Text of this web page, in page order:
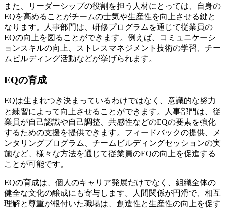
また、リーダーシップの役割を担う人材にとっては、自身の
EQを高めることがチームの士気や生産性を向上させる鍵と
なります。人事部門は、研修プログラムを通じて従業員の
EQの向上を図ることができます。例えば、コミュニケーシ
ョンスキルの向上、ストレスマネジメント技術の学習、チー
ムビルディング活動などが挙げられます。
EQの育成
EQは生まれつき決まっているわけではなく、意識的な努力
と練習によって向上させることができます。人事部門は、従
業員が自己認識や自己調整、共感性などのEQの要素を強化
するための支援を提供できます。フィードバックの提供、メ
ンタリングプログラム、チームビルディングセッションの実
施など、様々な方法を通じて従業員のEQの向上を促進する
ことが可能です。
EQの育成は、個人のキャリア発展だけでなく、組織全体の
健全な文化の醸成にも寄与します。人間関係が円滑で、相互
理解と尊重が根付いた職場は、創造性と生産性の向上を促す